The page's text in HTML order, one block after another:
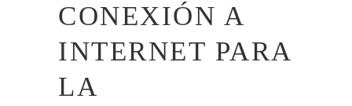
CONEXIÓN A
INTERNET PARA
LA